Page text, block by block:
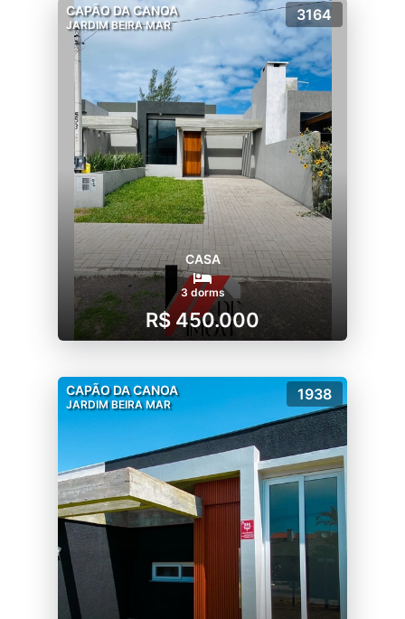
CAPÃO DA CANOA
JARDIM BEIRA MAR
3164
CASA
3 dorms
R$ 450.000
CAPÃO DA CANOA
JARDIM BEIRA MAR
1938